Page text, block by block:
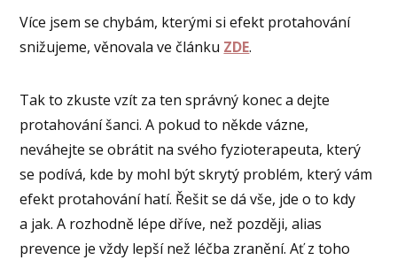
Více jsem se chybám, kterými si efekt protahování
snižujeme, věnovala ve článku ZDE.
Tak to zkuste vzít za ten správný konec a dejte
protahování šanci. A pokud to někde vázne,
neváhejte se obrátit na svého fyzioterapeuta, který
se podívá, kde by mohl být skrytý problém, který vám
efekt protahování hatí. Řešit se dá vše, jde o to kdy
a jak. A rozhodně lépe dříve, než později, alias
prevence je vždy lepší než léčba zranění. Ať z toho